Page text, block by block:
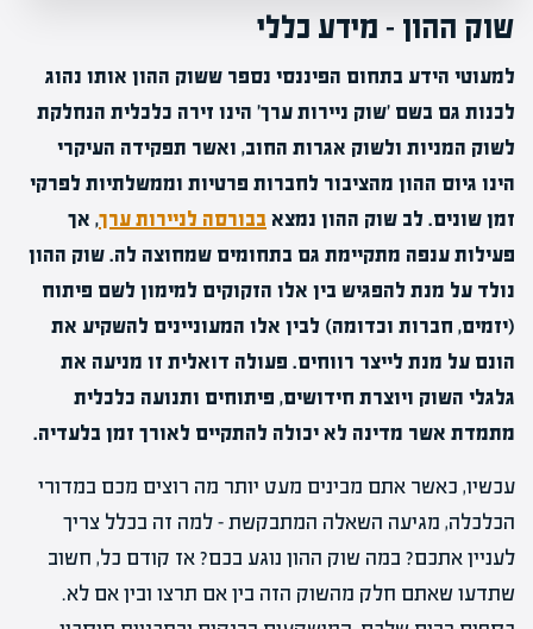
שוק ההון – מידע כללי
למעוטי הידע בתחום הפיננסי נספר ששוק ההון אותו נהוג
לכנות גם בשם 'שוק ניירות ערך' הינו זירה כלכלית הנחלקת
לשוק המניות ולשוק אגרות החוב, ואשר תפקידה העיקרי
הינו גיוס ההון מהציבור לחברות פרטיות וממשלתיות לפרקי
זמן שונים. לב שוק ההון נמצא בבורסה לניירות ערך, אך
פעילות ענפה מתקיימת גם בתחומים שמחוצה לה. שוק ההון
נולד על מנת להפגיש בין אלו הזקוקים למימון לשם פיתוח
(יזמים, חברות וכדומה) לבין אלו המעוניינים להשקיע את
הונם על מנת לייצר רווחים. פעולה דואלית זו מניעה את
גלגלי השוק ויוצרת חידושים, פיתוחים ותנועה כלכלית
מתמדת אשר מדינה לא יכולה להתקיים לאורך זמן בלעדיה.
עכשיו, כאשר אתם מבינים מעט יותר מה רוצים מכם במדורי
הכלכלה, מגיעה השאלה המתבקשת – למה זה בכלל צריך
לעניין אתכם? במה שוק ההון נוגע בכם? אז קודם כל, חשוב
שתדעו שאתם חלק מהשוק הזה בין אם תרצו ובין אם לא.